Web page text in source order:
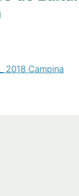
2018 Campina